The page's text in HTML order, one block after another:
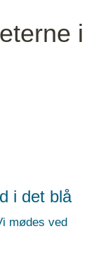
i
i det blå
mødes ved